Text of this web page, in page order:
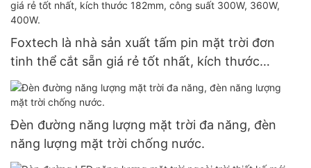
Foxtech là nhà sản xuất tấm pin mặt trời đơn
tinh thể cắt sẵn giá rẻ tốt nhất, kích thước
182mm, công suất 300W, 360W, 400W.
Đèn đường năng lượng mặt trời đa năng, đèn
năng lượng mặt trời chống nước.